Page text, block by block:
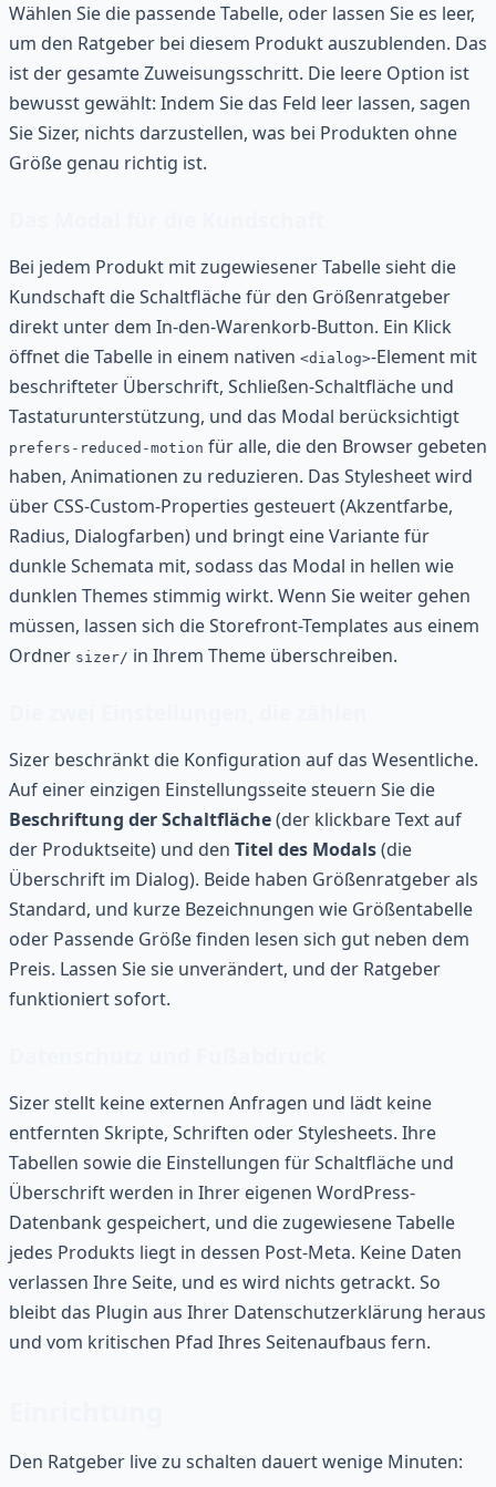
Wählen Sie die passende Tabelle, oder lassen Sie es leer,
um den Ratgeber bei diesem Produkt auszublenden. Das
ist der gesamte Zuweisungsschritt. Die leere Option ist
bewusst gewählt: Indem Sie das Feld leer lassen, sagen
Sie Sizer, nichts darzustellen, was bei Produkten ohne
Größe genau richtig ist.
Bei jedem Produkt mit zugewiesener Tabelle sieht die
Kundschaft die Schaltfläche für den Größenratgeber
direkt unter dem In-den-Warenkorb-Button. Ein Klick
öffnet die Tabelle in einem nativen <dialog>-Element mit
beschrifteter Überschrift, Schließen-Schaltfläche und
Tastaturunterstützung, und das Modal berücksichtigt
prefers-reduced-motion für alle, die den Browser gebeten
haben, Animationen zu reduzieren. Das Stylesheet wird
über CSS-Custom-Properties gesteuert (Akzentfarbe,
Radius, Dialogfarben) und bringt eine Variante für
dunkle Schemata mit, sodass das Modal in hellen wie
dunklen Themes stimmig wirkt. Wenn Sie weiter gehen
müssen, lassen sich die Storefront-Templates aus einem
Ordner sizer/ in Ihrem Theme überschreiben.
Sizer beschränkt die Konfiguration auf das Wesentliche.
Auf einer einzigen Einstellungsseite steuern Sie die
Beschriftung der Schaltfläche(der klickbare Text auf
der Produktseite) und den Titel des Modals(die
Überschrift im Dialog). Beide haben Größenratgeber als
Standard, und kurze Bezeichnungen wie Größentabelle
oder Passende Größe finden lesen sich gut neben dem
Preis. Lassen Sie sie unverändert, und der Ratgeber
funktioniert sofort.
Sizer stellt keine externen Anfragen und lädt keine
entfernten Skripte, Schriften oder Stylesheets. Ihre
Tabellen sowie die Einstellungen für Schaltfläche und
Überschrift werden in Ihrer eigenen WordPress-
Datenbank gespeichert, und die zugewiesene Tabelle
jedes Produkts liegt in dessen Post-Meta. Keine Daten
verlassen Ihre Seite, und es wird nichts getrackt. So
bleibt das Plugin aus Ihrer Datenschutzerklärung heraus
und vom kritischen Pfad Ihres Seitenaufbaus fern.
Den Ratgeber live zu schalten dauert wenige Minuten: